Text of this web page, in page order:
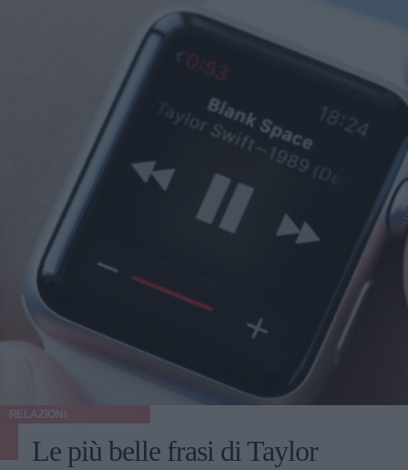
RELAZIONI
Le più belle frasi di Taylor